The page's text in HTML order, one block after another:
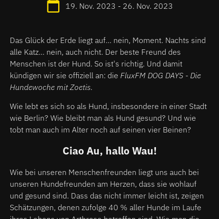
19. Nov. 2023 - 26. Nov. 2023
Das Glück der Erde liegt auf... nein, Moment. Nachts sind
alle Katz... nein, auch nicht. Der beste Freund des
Menschen ist der Hund. So ist's richtig. Und damit
kündigen wir sie offiziell an: die FluxFM DOG DAYS - Die
Hundewoche mit Zoetis.
Wie lebt es sich so als Hund, insbesondere in einer Stadt
wie Berlin? Wie bleibt man als Hund gesund? Und wie
tobt man auch im Alter noch auf seinen vier Beinen?
Ciao Au, hallo Wau!
Wie bei unseren Menschenfreunden liegt uns auch bei
unseren Hundefreunden am Herzen, dass sie wohlauf
und gesund sind. Dass das nicht immer leicht ist, zeigen
Schätzungen, denen zufolge 40 % aller Hunde im Laufe